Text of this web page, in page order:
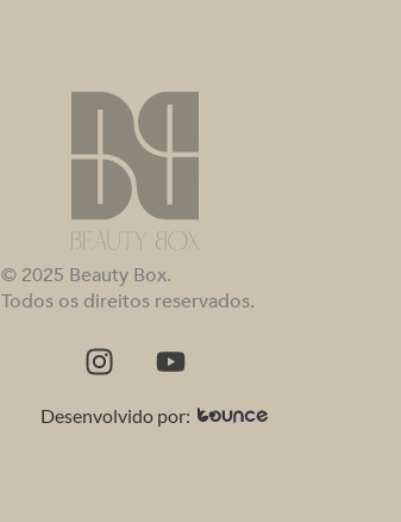
© 2025 Beauty Box.
Todos os direitos reservados.
Desenvolvido por: